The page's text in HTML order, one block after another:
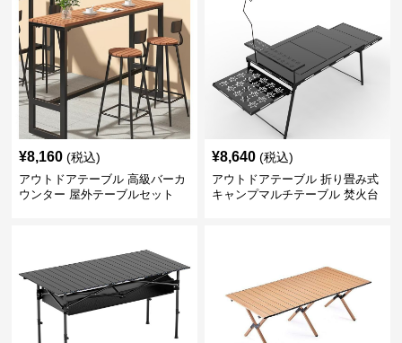
¥8,160 (税込)
アウトドアテーブル 高級バーカ
ウンター 屋外テーブルセット
¥8,640 (税込)
アウトドアテーブル 折り畳み式
キャンプマルチテーブル 焚火台